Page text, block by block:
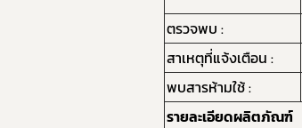
ตรวจพบ :
สาเหตุที่แจ้งเตือน :
พบสารห้ามใช้ :
รายละเอียดผลิตภัณฑ์